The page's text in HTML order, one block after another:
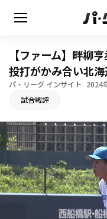
無料アカウント登録
HOME
動画
日程・結果
【ファーム】畔柳
投打がかみ合い北
パ・リーグ インサイト 2024
試合戦評